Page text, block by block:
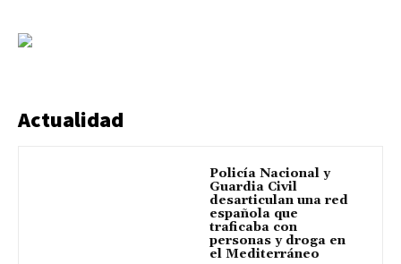
Actualidad
Policía Nacional y
Guardia Civil
desarticulan una red
española que
traficaba con
personas y droga en
el Mediterráneo